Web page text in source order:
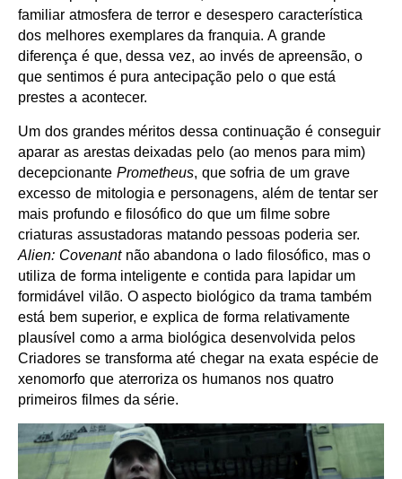
familiar atmosfera de terror e desespero característica
dos melhores exemplares da franquia. A grande
diferença é que, dessa vez, ao invés de apreensão, o
que sentimos é pura antecipação pelo o que está
prestes a acontecer.
Um dos grandes méritos dessa continuação é conseguir
aparar as arestas deixadas pelo (ao menos para mim)
decepcionante Prometheus, que sofria de um grave
excesso de mitologia e personagens, além de tentar ser
mais profundo e filosófico do que um filme sobre
criaturas assustadoras matando pessoas poderia ser.
Alien: Covenantnão abandona o lado filosófico, mas o
utiliza de forma inteligente e contida para lapidar um
formidável vilão. O aspecto biológico da trama também
está bem superior, e explica de forma relativamente
plausível como a arma biológica desenvolvida pelos
Criadores se transforma até chegar na exata espécie de
xenomorfo que aterroriza os humanos nos quatro
primeiros filmes da série.